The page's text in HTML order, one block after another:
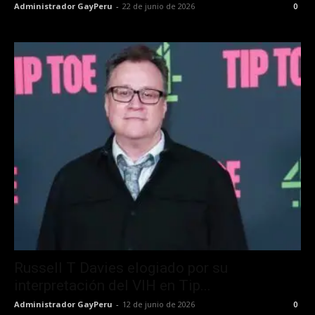
Administrador GayPeru - 22 de junio de 2026 0
Administrador GayPeru - 12 de junio de 2026 0